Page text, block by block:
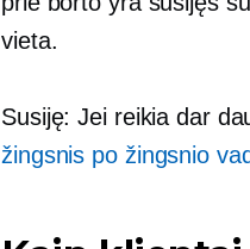
vieta.
Susiję: Jei reikia dar
žingsnis po žingsnio